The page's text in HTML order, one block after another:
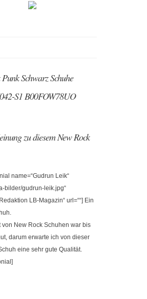
Schwarz Schuhe
S1 B00FOW78UO
zu diesem New Rock
name=“Gudrun Leik“
bilder/gudrun-leik.jpg“
LB-Magazin“ url=““] Ein
von New Rock Schuhen war bis
darum erwarte ich von dieser
eine sehr gute Qualität.